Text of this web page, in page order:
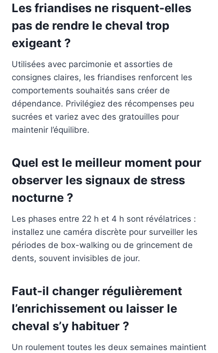
Les friandises ne risquent-elles
pas de rendre le cheval trop
exigeant ?
Utilisées avec parcimonie et assorties de
consignes claires, les friandises renforcent les
comportements souhaités sans créer de
dépendance. Privilégiez des récompenses peu
sucrées et variez avec des gratouilles pour
maintenir l’équilibre.
Quel est le meilleur moment pour
observer les signaux de stress
nocturne ?
Les phases entre 22 h et 4 h sont révélatrices :
installez une caméra discrète pour surveiller les
périodes de box-walking ou de grincement de
dents, souvent invisibles de jour.
Faut-il changer régulièrement
l’enrichissement ou laisser le
cheval s’y habituer ?
Un roulement toutes les deux semaines maintient